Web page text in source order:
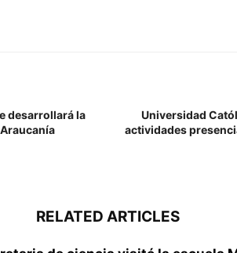
desarrollará la
Universidad
actividades
RELATED ARTICLES